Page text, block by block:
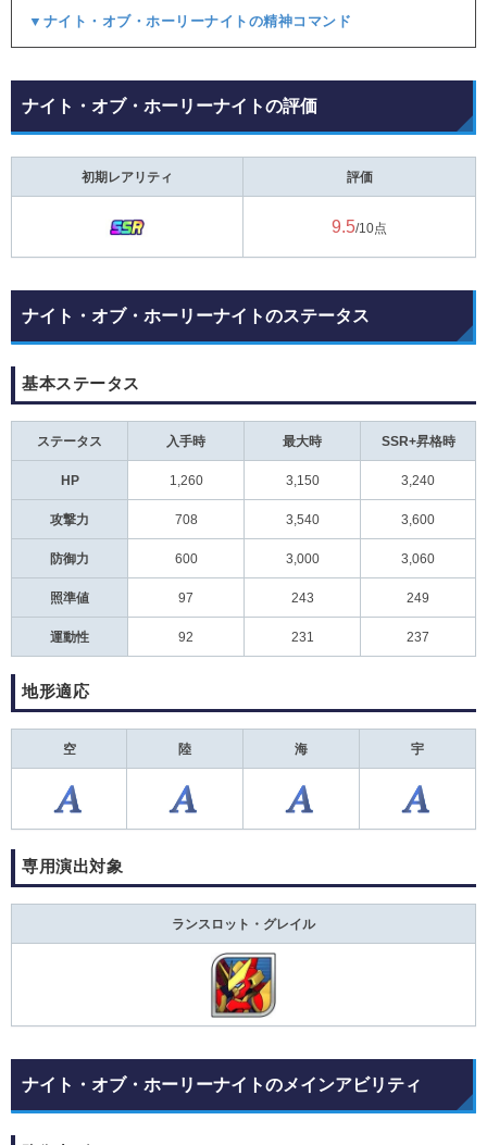
▼ナイト・オブ・ホーリーナイトの精神コマンド
ナイト・オブ・ホーリーナイトの評価
初期レアリティ 評価
9.5/10点
ナイト・オブ・ホーリーナイトのステータス
基本ステータス
ステータス 入手時 最大時 SSR+昇格時
HP 1,260 3,150 3,240
攻撃力 708 3,540 3,600
防御力 600 3,000 3,060
照準値 97 243 249
運動性 92 231 237
地形適応
空 陸 海 宇
専用演出対象
ランスロット・グレイル
ナイト・オブ・ホーリーナイトのメインアビリティ